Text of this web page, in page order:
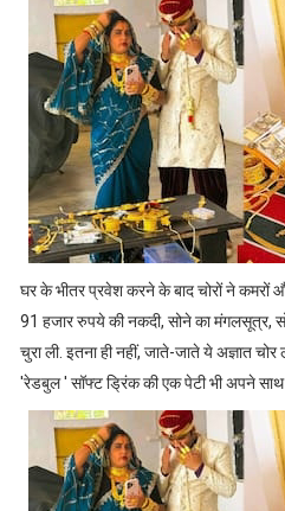
घर के भीतर प्रवेश करने के बाद चोरों ने कमरों
91 हजार रुपये की नकदी, सोने का मंगलसूत्र,
चुरा ली. इतना ही नहीं, जाते-जाते ये अज्ञात
'रेडबुल ' सॉफ्ट ड्रिंक की एक पेटी भी अपने